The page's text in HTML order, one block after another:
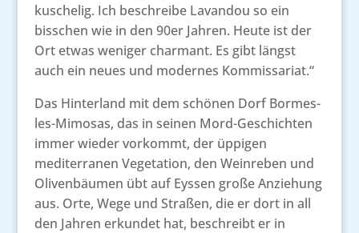
kuschelig. Ich beschreibe Lavandou so ein
bisschen wie in den 90er Jahren. Heute ist der
Ort etwas weniger charmant. Es gibt längst
auch ein neues und modernes Kommissariat.“
Das Hinterland mit dem schönen Dorf Bormes-
les-Mimosas, das in seinen Mord-Geschichten
immer wieder vorkommt, der üppigen
mediterranen Vegetation, den Weinreben und
Olivenbäumen übt auf Eyssen große Anziehung
aus. Orte, Wege und Straßen, die er dort in all
den Jahren erkundet hat, beschreibt er in